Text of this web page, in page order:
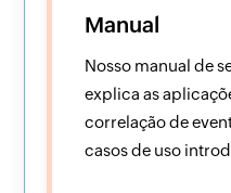
Manual
Nosso manual de
explica as
correlação de
casos de uso